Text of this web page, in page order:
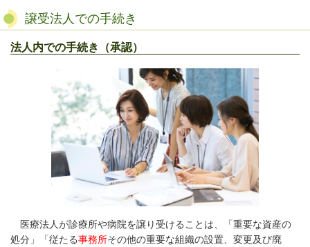
譲受法人での手続き
法人内での手続き（承認）
医療法人が診療所や病院を譲り受けることは、「重要な資産の
処分」「従たる事務所その他の重要な組織の設置、変更及び廃